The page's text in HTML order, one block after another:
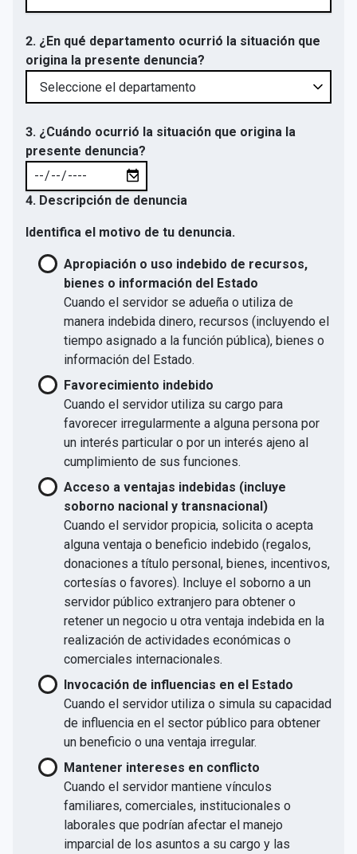
2. ¿En qué departamento ocurrió la situación que
origina la presente denuncia?
3. ¿Cuándo ocurrió la situación que origina la
presente denuncia?
4. Descripción de denuncia
Identifica el motivo de tu denuncia.
Apropiación o uso indebido de recursos,
bienes o información del Estado
Cuando el servidor se adueña o utiliza de
manera indebida dinero, recursos (incluyendo el
tiempo asignado a la función pública), bienes o
información del Estado.
Favorecimiento indebido
Cuando el servidor utiliza su cargo para
favorecer irregularmente a alguna persona por
un interés particular o por un interés ajeno al
cumplimiento de sus funciones.
Acceso a ventajas indebidas (incluye
soborno nacional y transnacional)
Cuando el servidor propicia, solicita o acepta
alguna ventaja o beneficio indebido (regalos,
donaciones a título personal, bienes, incentivos,
cortesías o favores). Incluye el soborno a un
servidor público extranjero para obtener o
retener un negocio u otra ventaja indebida en la
realización de actividades económicas o
comerciales internacionales.
Invocación de influencias en el Estado
Cuando el servidor utiliza o simula su capacidad
de influencia en el sector público para obtener
un beneficio o una ventaja irregular.
Mantener intereses en conflicto
Cuando el servidor mantiene vínculos
familiares, comerciales, institucionales o
laborales que podrían afectar el manejo
imparcial de los asuntos a su cargo y las